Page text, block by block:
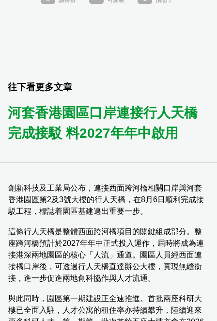
往下看更多文章
河套香港園區口岸連接行人天橋
完成接駁 料2027年年中啟用
創新科技及工業局公布，連接西面跨河橋相關口岸與河套
香港園區第2及3號大樓的行人天橋，在8月6日順利完成接
駁工程，標誌着園區基建邁出重要一步。
這條行人天橋是整體西面跨河橋項目的關鍵組成部分。整
座跨河橋預計於2027年年中正式投入運作，屆時將成為連
接港深兩地園區的核心「人流」通道。園區人員經西面連
接橋口岸後，可透過行人天橋直達辦公大樓，實現無縫銜
接，進一步促進兩地創科協作與人才流通。
與此同時，園區第一期建設正全速推進。首批兩座科研大
樓已全面入駐，人才公寓的租住率亦持續攀升，陸續迎來